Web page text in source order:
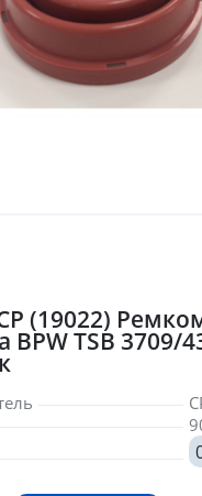
(19022)
BPW TSB 3709/